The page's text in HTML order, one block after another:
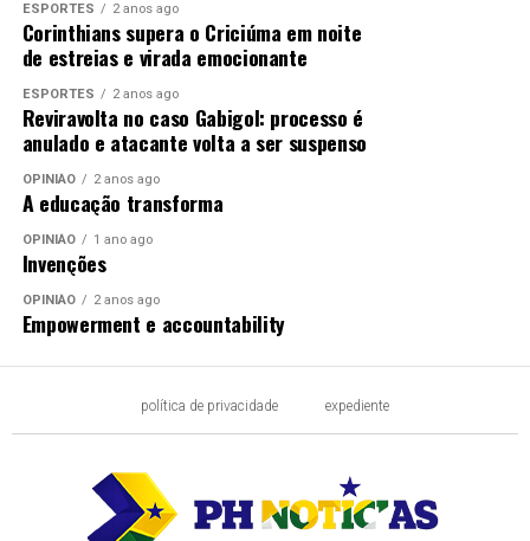
ESPORTES 2 anos ago
Corinthians supera o Criciúma em noite
de estreias e virada emocionante
ESPORTES 2 anos ago
Reviravolta no caso Gabigol: processo é
anulado e atacante volta a ser suspenso
OPINIÃO 2 anos ago
A educação transforma
OPINIÃO 1 ano ago
Invenções
OPINIÃO 2 anos ago
Empowerment e accountability
política de privacidade expediente